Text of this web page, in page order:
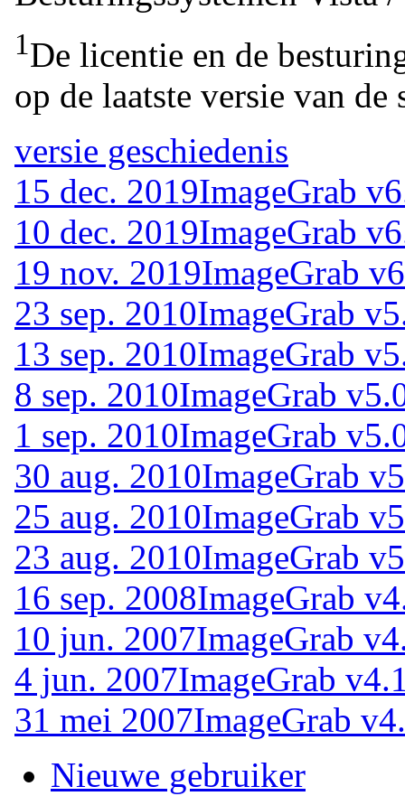
1De licentie en de
op de laatste versie van de
versie geschiedenis
15 dec. 2019ImageGrab
10 dec. 2019ImageGrab
19 nov. 2019ImageGrab
23 sep. 2010ImageGrab
13 sep. 2010ImageGrab
8 sep. 2010ImageGrab
1 sep. 2010ImageGrab
30 aug. 2010ImageGrab
25 aug. 2010ImageGrab
23 aug. 2010ImageGrab
16 sep. 2008ImageGrab
10 jun. 2007ImageGrab
4 jun. 2007ImageGrab
31 mei 2007ImageGrab
Nieuwe gebruiker